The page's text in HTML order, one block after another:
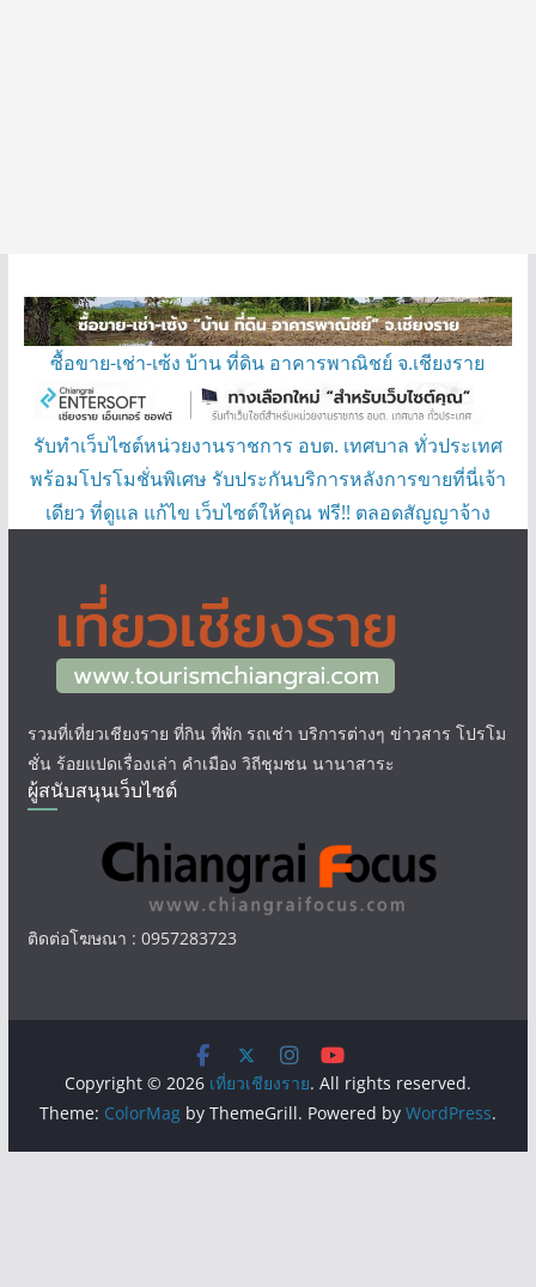
ซื้อขาย-เช่า-เซ้ง บ้าน ที่ดิน อาคารพาณิชย์ จ.เชียงราย
รับทำเว็บไซต์หน่วยงานราชการ อบต. เทศบาล ทั่วประเทศ
พร้อมโปรโมชั่นพิเศษ รับประกันบริการหลังการขายที่นี่เจ้า
เดียว ที่ดูแล แก้ไข เว็บไซต์ให้คุณ ฟรี!! ตลอดสัญญาจ้าง
รวมที่เที่ยวเชียงราย ที่กิน ที่พัก รถเช่า บริการต่างๆ ข่าวสาร โปรโม
ชั่น ร้อยแปดเรื่องเล่า คำเมือง วิถีชุมชน นานาสาระ
ผู้สนับสนุนเว็บไซต์
ติดต่อโฆษณา : 0957283723
Copyright © 2026 เที่ยวเชียงราย. All rights reserved.
Theme: ColorMagby ThemeGrill. Powered by WordPress.